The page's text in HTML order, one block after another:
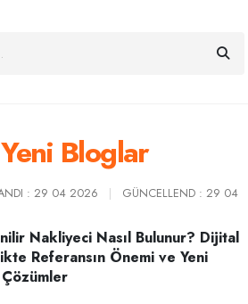
Bloglar
: 29 04 2026 |
GÜNCELLEND : 29 04
Nakliyeci Nasıl Bulunur? Dijital
Referansın Önemi ve Yeni